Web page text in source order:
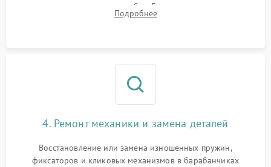
покрытия или появления грибка. Бережная очистка стекол
спецрастворами. Проверка целостности гравированной
Подробнее
4. Ремонт механики и замена деталей
Восстановление или замена изношенных пружин,
фиксаторов и кликовых механизмов в барабанчиках